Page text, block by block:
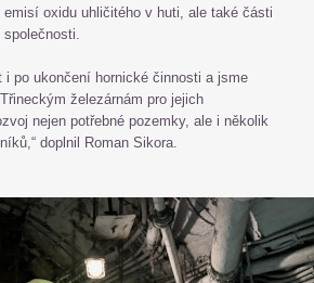
oxidu uhličitého v huti, ale také části
i po ukončení hornické činnosti a jsme
železárnám pro jejich
nejen potřebné pozemky, ale i několik
doplnil Roman Sikora.